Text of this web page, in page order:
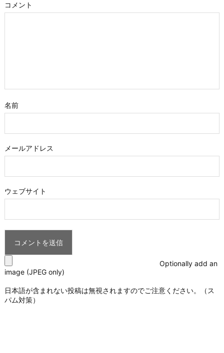
コメント
名前
メールアドレス
ウェブサイト
Optionally add an
image (JPEG only)
日本語が含まれない投稿は無視されますのでご注意ください。（ス
パム対策）